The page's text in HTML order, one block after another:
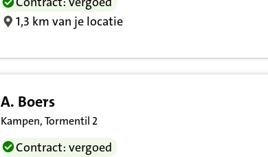
1,3 km van je locatie
A. Boers
Kampen, Tormentil 2
Contract: vergoed